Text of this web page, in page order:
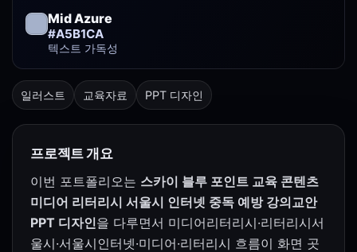
Mid Azure
#A5B1CA
텍스트 가독성
일러스트 교육자료 PPT 디자인
프로젝트 개요
이번 포트폴리오는 스카이 블루 포인트 교육 콘텐츠
미디어 리터리시 서울시 인터넷 중독 예방 강의교안
PPT 디자인을 다루면서 미디어리터리시·리터리시서
울시·서울시인터넷·미디어·리터리시 흐름이 화면 곳